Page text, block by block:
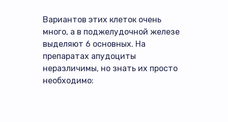
Вариантов этих клеток очень
много, а в поджелудочной железе
выделяют 6 основных. На
препаратах апудоциты
неразличимы, но знать их просто
необходимо: